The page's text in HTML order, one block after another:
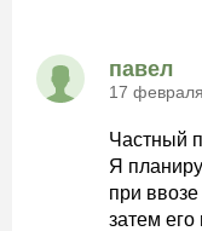
павел
17
Частный
Я
при
затем его